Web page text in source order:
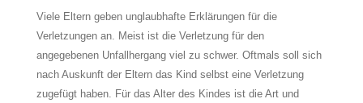
Viele Eltern geben unglaubhafte Erklärungen für die
Verletzungen an. Meist ist die Verletzung für den
angegebenen Unfallhergang viel zu schwer. Oftmals soll sich
nach Auskunft der Eltern das Kind selbst eine Verletzung
zugefügt haben. Für das Alter des Kindes ist die Art und